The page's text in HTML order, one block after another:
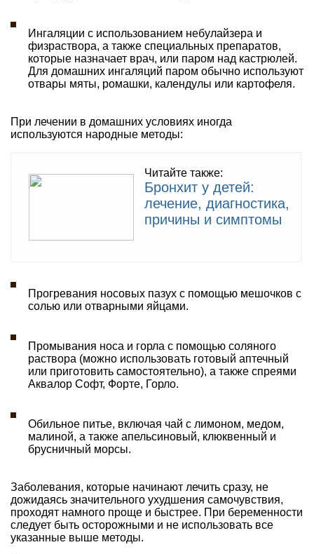
Ингаляции с использованием небулайзера и
физраствора, а также специальных препаратов,
которые назначает врач, или паром над кастрюлей.
Для домашних ингаляций паром обычно используют
отвары мяты, ромашки, календулы или картофеля.
При лечении в домашних условиях иногда
используются народные методы:
Читайте также:
Бронхит у детей:
лечение, диагностика,
причины и симптомы
Прогревания носовых пазух с помощью мешочков с
солью или отварными яйцами.
Промывания носа и горла с помощью соляного
раствора (можно использовать готовый аптечный
или приготовить самостоятельно), а также спреями
Аквалор Софт, Форте, Горло.
Обильное питье, включая чай с лимоном, медом,
малиной, а также апельсиновый, клюквенный и
брусничный морсы.
Заболевания, которые начинают лечить сразу, не
дожидаясь значительного ухудшения самочувствия,
проходят намного проще и быстрее. При беременности
следует быть осторожными и не использовать все
указанные выше методы.